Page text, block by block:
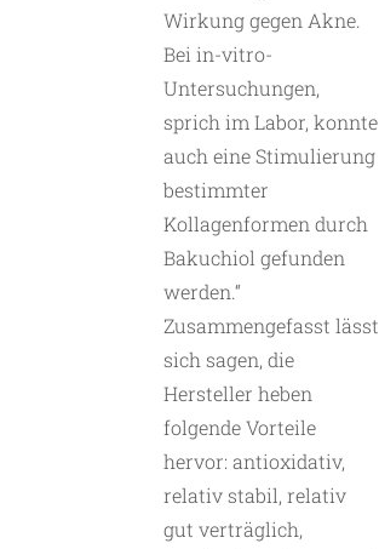
Wirkung gegen Akne.
Bei in-vitro-
Untersuchungen,
sprich im Labor, konnte
auch eine Stimulierung
bestimmter
Kollagenformen durch
Bakuchiol gefunden
werden.“
Zusammengefasst lässt
sich sagen, die
Hersteller heben
folgende Vorteile
hervor: antioxidativ,
relativ stabil, relativ
gut verträglich,